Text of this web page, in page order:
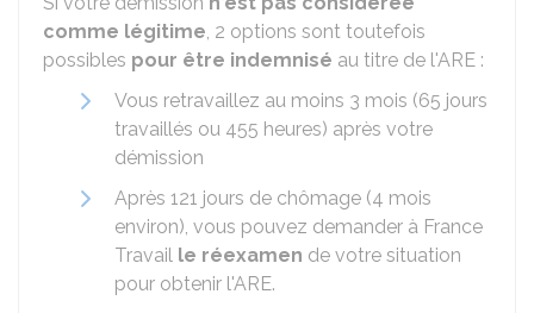
comme légitime, 2 options sont toutefois
possibles pour être indemnisé au titre de l'ARE :
Vous retravaillez au moins 3 mois (65 jours
travaillés ou 455 heures) après votre
démission
Après 121 jours de chômage (4 mois
environ), vous pouvez demander à France
Travail le réexamen de votre situation
pour obtenir l'ARE.